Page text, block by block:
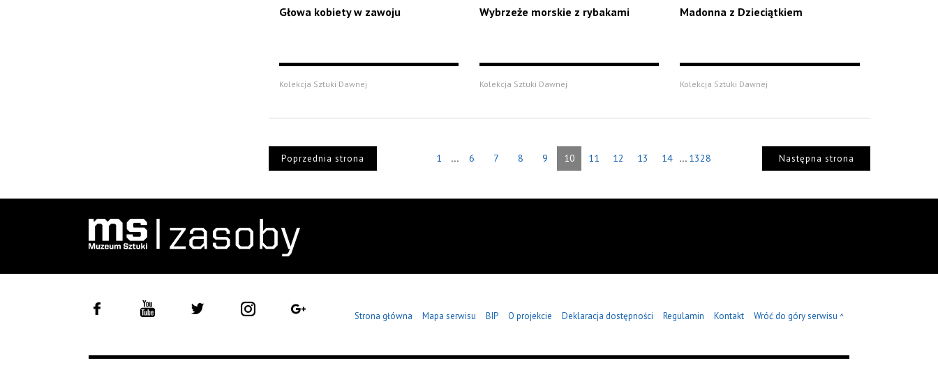
Głowa kobiety w zawoju
Kolekcja Sztuki Dawnej
Wybrzeże morskie z rybakami
Kolekcja Sztuki Dawnej
Madonna z Dzieciątkiem
Kolekcja Sztuki Dawnej
Poprzednia strona 1 ... 6 7 8 9 10 11 12 13 14 ... 1328 Następna strona
Strona główna Mapa serwisu BIP O projekcie Deklaracja dostępności Regulamin Kontakt Wróć do góry serwisu ^